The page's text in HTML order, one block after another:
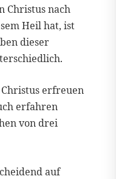
Christus nach
Heil hat, ist
dieser
erfreuen
erfahren
von drei
auf